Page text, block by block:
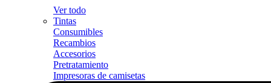
Ver todo
Tintas
Consumibles
Recambios
Accesorios
Pretratamiento
Impresoras de camisetas